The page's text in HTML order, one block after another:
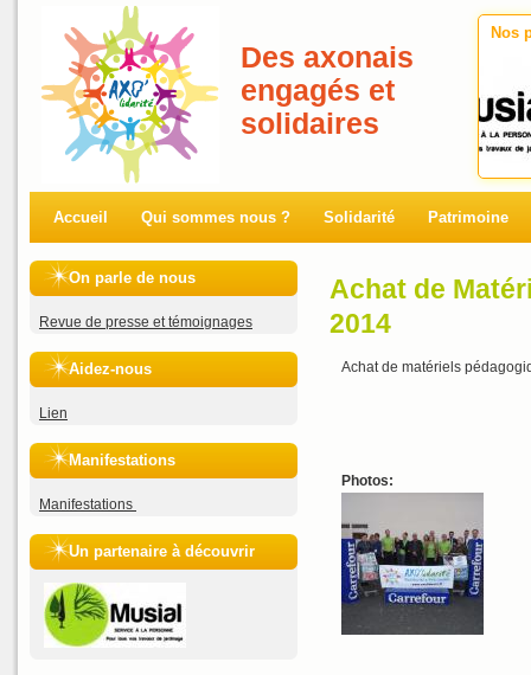
Des axonais
engagés et
solidaires
Accueil Qui sommes nous ? Solidarité Patrimoine
Nos
On parle de nous
Revue de presse et témoignages
Aidez-nous
Lien
Manifestations
Manifestations
Un partenaire à découvrir
Achat de
2014
Achat de matériels
Photos: